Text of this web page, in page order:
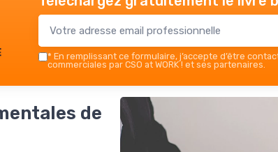
* En remplissant ce formulaire, j’accepte d’être
commerciales par CSO at WORK ! et ses partenaires.
de